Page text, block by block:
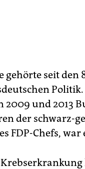
gehörte seit
2009 und 2013
der schwarz-
FDP-Chefs,